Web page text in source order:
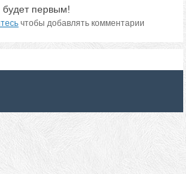
первым!
чтобы добавлять комментарии